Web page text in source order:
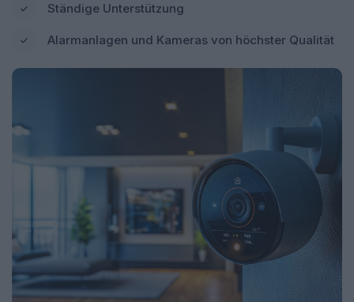
Ständige Unterstützung
Alarmanlagen und Kameras von höchster Qualität